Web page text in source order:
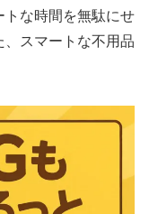
トな時間を無駄にせ
スマートな不用品